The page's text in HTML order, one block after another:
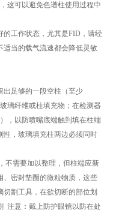
这可以避免色谱柱使用过程中
工作状态，尤其是FID，请经
适当的载气流速都会降低灵敏
足够的一段空柱（至少
璃纤维或柱填充物；在检测器
，以防喷嘴底端触到填在柱端
性，玻璃填充柱两边必须同时
需要加以整理，但柱端应新
、密封垫圈的微粒物质，这些
割工具，在欲切断的部位划
注意：戴上防护眼镜以防在处